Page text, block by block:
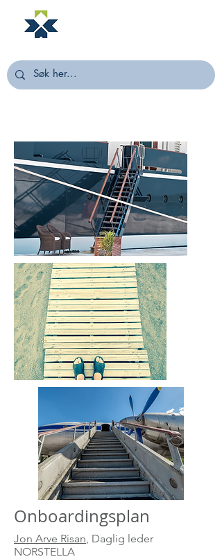
Onboardingsplan
Jon Arve Risan, Daglig leder
NORSTELLA